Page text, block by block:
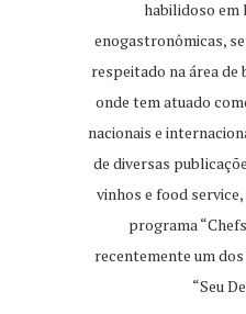
habilidoso em
enogastronômicas,
respeitado na área de
onde tem atuado
nacionais e
de diversas
vinhos e food
programa
recentemente um
“Seu